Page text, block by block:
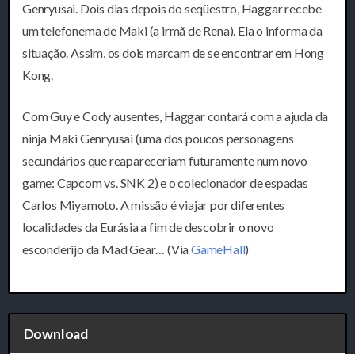
Genryusai. Dois dias depois do seqüestro, Haggar recebe
um telefonema de Maki (a irmã de Rena). Ela o informa da
situação. Assim, os dois marcam de se encontrar em Hong
Kong.
Com Guy e Cody ausentes, Haggar contará com a ajuda da
ninja Maki Genryusai (uma dos poucos personagens
secundários que reapareceriam futuramente num novo
game: Capcom vs. SNK 2) e o colecionador de espadas
Carlos Miyamoto. A missão é viajar por diferentes
localidades da Eurásia a fim de descobrir o novo
esconderijo da Mad Gear… (ViaGameHall)
Download